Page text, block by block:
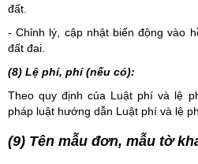
đất.
- Chỉnh lý, cập nhật biến động vào
đất đai.
(8) Lệ phí, phí (nếu có):
Theo quy định của Luật phí và lệ
pháp luật hướng dẫn Luật phí và lệ
(9) Tên mẫu đơn, mẫu tờ